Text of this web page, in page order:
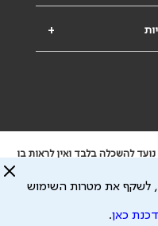
+
להשכלה בלבד ואין לראות בו
המתפרסם באתר זה ולכל נזק
מתן השרות וכי חלק ממנו עשוי
מדיניות הפרטיות
לשקף את מטרות השימוש
כאן.